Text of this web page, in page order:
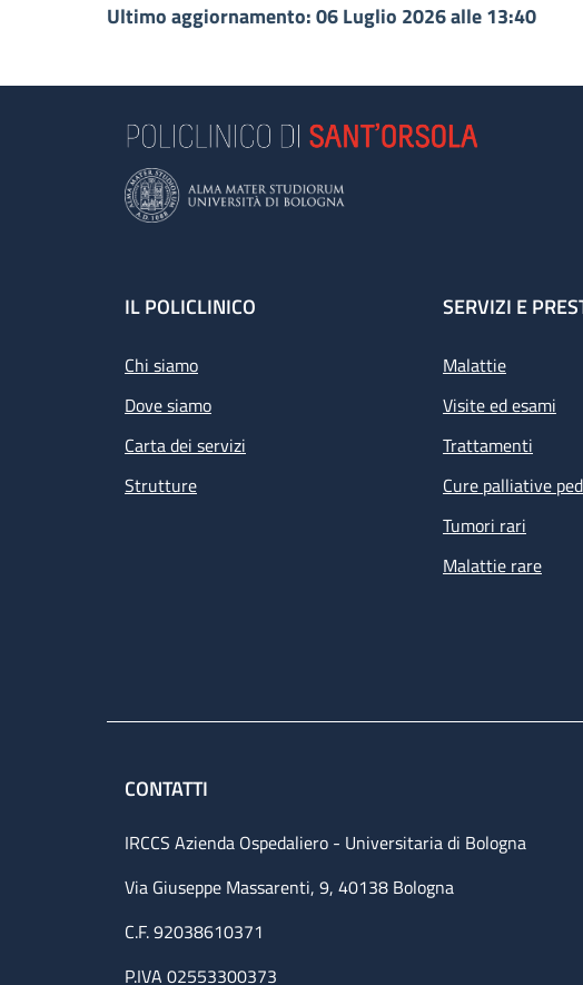
Ultimo aggiornamento: 06 Luglio 2026 alle 13:40
Footer
IL POLICLINICO
Chi siamo
Dove siamo
Carta dei servizi
Strutture
SERVIZI E
Malattie
Visite ed esami
Trattamenti
Cure palliative
Tumori rari
Malattie rare
CONTATTI
IRCCS Azienda Ospedaliero - Universitaria di Bologna
Via Giuseppe Massarenti, 9, 40138 Bologna
C.F. 92038610371
P.IVA 02553300373